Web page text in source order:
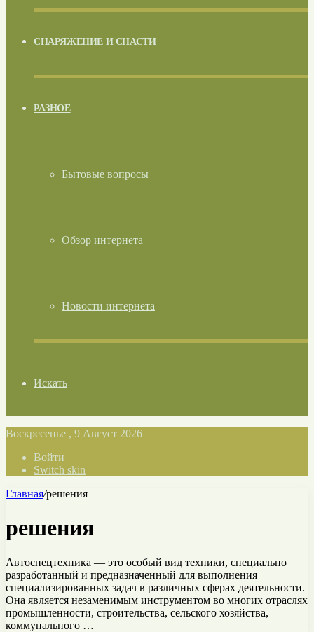
СНАРЯЖЕНИЕ И СНАСТИ
РАЗНОЕ
Бытовые вопросы
Обзор интернета
Новости интернета
Искать
Воскресенье , 9 Август 2026
Войти
Switch skin
Главная/решения
решения
Автоспецтехника — это особый вид техники, специально
разработанный и предназначенный для выполнения
специализированных задач в различных сферах деятельности.
Она является незаменимым инструментом во многих отраслях
промышленности, строительства, сельского хозяйства,
коммунального …